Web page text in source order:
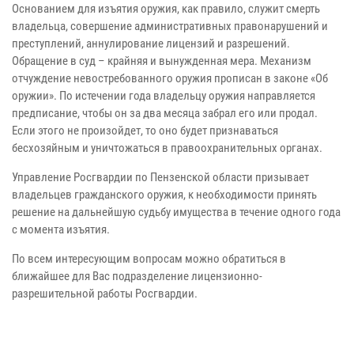
Основанием для изъятия оружия, как правило, служит смерть
владельца, совершение административных правонарушений и
преступлений, аннулирование лицензий и разрешений.
Обращение в суд – крайняя и вынужденная мера. Механизм
отчуждение невостребованного оружия прописан в законе «Об
оружии». По истечении года владельцу оружия направляется
предписание, чтобы он за два месяца забрал его или продал.
Если этого не произойдет, то оно будет признаваться
бесхозяйным и уничтожаться в правоохранительных органах.
Управление Росгвардии по Пензенской области призывает
владельцев гражданского оружия, к необходимости принять
решение на дальнейшую судьбу имущества в течение одного года
с момента изъятия.
По всем интересующим вопросам можно обратиться в
ближайшее для Вас подразделение лицензионно-
разрешительной работы Росгвардии.